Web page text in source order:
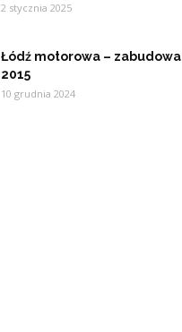
2 stycznia 2025
Łódź motorowa – zabudowa
2015
10 grudnia 2024